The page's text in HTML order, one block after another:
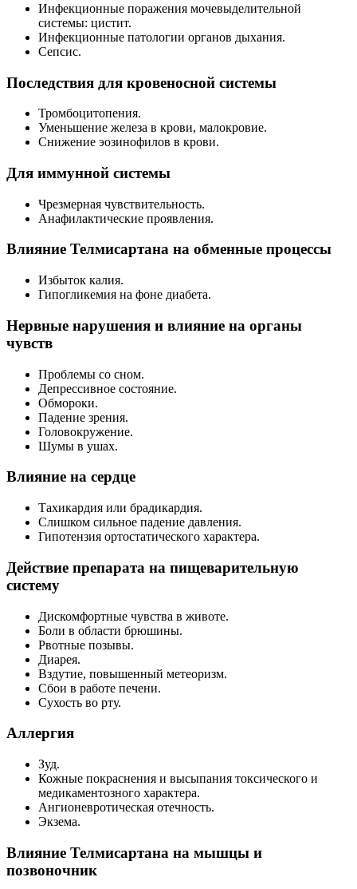
Инфекционные поражения мочевыделительной
системы: цистит.
Инфекционные патологии органов дыхания.
Сепсис.
Последствия для кровеносной системы
Тромбоцитопения.
Уменьшение железа в крови, малокровие.
Снижение эозинофилов в крови.
Для иммунной системы
Чрезмерная чувствительность.
Анафилактические проявления.
Влияние Телмисартана на обменные процессы
Избыток калия.
Гипогликемия на фоне диабета.
Нервные нарушения и влияние на органы
чувств
Проблемы со сном.
Депрессивное состояние.
Обмороки.
Падение зрения.
Головокружение.
Шумы в ушах.
Влияние на сердце
Тахикардия или брадикардия.
Слишком сильное падение давления.
Гипотензия ортостатического характера.
Действие препарата на пищеварительную
систему
Дискомфортные чувства в животе.
Боли в области брюшины.
Рвотные позывы.
Диарея.
Вздутие, повышенный метеоризм.
Сбои в работе печени.
Сухость во рту.
Аллергия
Зуд.
Кожные покраснения и высыпания токсического и
медикаментозного характера.
Ангионевротическая отечность.
Экзема.
Влияние Телмисартана на мышцы и
позвоночник